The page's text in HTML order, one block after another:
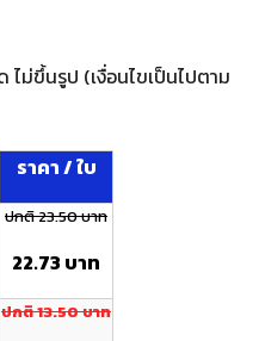
ไม่ขึ้นรูป (เงื่อนไขเป็นไปตาม
ราคา / ใบ
ปกติ 23.50 บาท
22.73 บาท
ปกติ 13.50 บาท